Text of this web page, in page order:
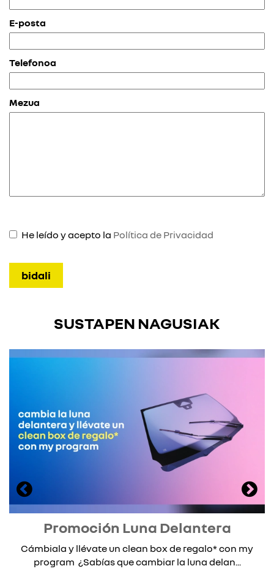
E-posta
Telefonoa
Mezua
He leído y acepto la Política de Privacidad
SUSTAPEN NAGUSIAK
Promoción Luna Delantera
Cámbiala y llévate un clean box de regalo* con my
program ¿Sabías que cambiar la luna delan...